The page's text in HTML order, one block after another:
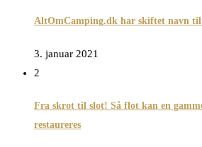
AltOmCamping.dk har skiftet navn til
3. januar 2021
2
Fra skrot til slot! Så flot kan en
restaureres